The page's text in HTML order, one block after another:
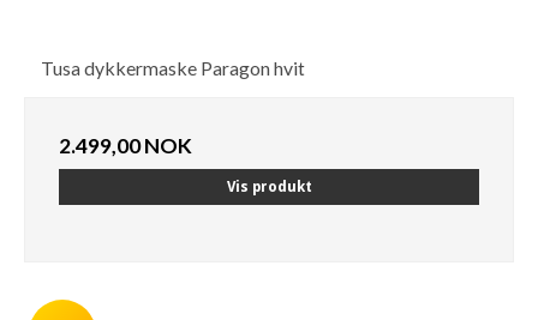
Tusa dykkermaske Paragon hvit
2.499,00 NOK
Vis produkt